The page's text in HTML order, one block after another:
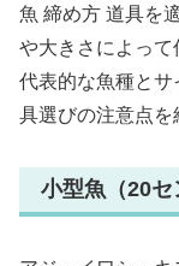
魚 締め方 道具を
や大きさによっ
代表的な魚種と
具選びの注意点を
小型魚（20